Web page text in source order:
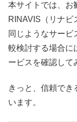
本サイトでは、お
RINAVIS（リナビ
同じようなサービ
較検討する場合に
ービスを確認して
きっと、信頼でき
います。